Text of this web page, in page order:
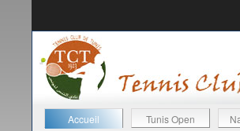
Accueil Tunis Open